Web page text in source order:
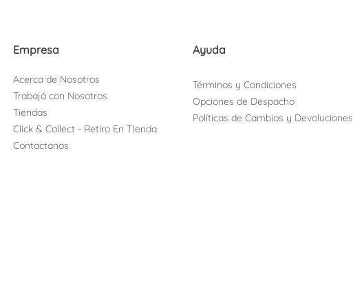
Empresa
Acerca de Nosotros
Trabajá con Nosotros
Tiendas
Click & Collect - Retiro En TIenda
Contactanos
Ayuda
Términos y Condiciones
Opciones de Despacho
Políticas de Cambios y Devoluciones